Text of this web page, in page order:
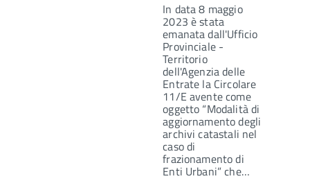
In data 8 maggio
2023 è stata
emanata dall'Ufficio
Provinciale -
Territorio
dell'Agenzia delle
Entrate la Circolare
11/E avente come
oggetto “Modalità di
aggiornamento degli
archivi catastali nel
caso di
frazionamento di
Enti Urbani” che…